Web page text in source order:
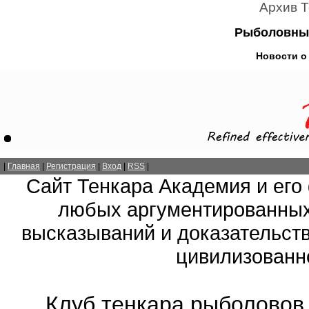
Архив
Новости о
Главная Регистрация Вход RSS
Сайт Тенкара Академия и
любых
высказываний и